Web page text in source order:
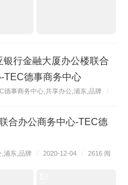
银行金融大厦办公楼联合
TEC德事商务中心
德事商务中心 共享办公 浦东 品牌
/
合办公商务中心-TEC德
浦东 品牌 / 2020-12-04 /
2616 阅